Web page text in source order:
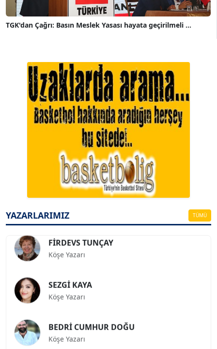
TGK'dan Çağrı: Basın Meslek Yasası hayata geçirilmeli ...
YAZARLARIMIZ TÜMÜ
A. BAHRİ VRESKALA
Köşe Yazarı
ESAT ERÇETİNGÖZ
FİRDEVS TUNÇAY
Köşe Yazarı
SEZGİ KAYA
Köşe Yazarı
BEDRİ CUMHUR DOĞU
Köşe Yazarı